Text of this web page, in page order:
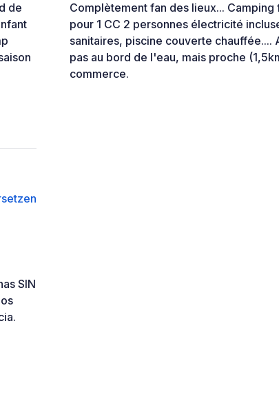
de
Complètement fan des lieux...
pour 1 CC 2 personnes électricité
sanitaires, piscine couverte chauffée....
pas au bord de l'eau, mais proche
commerce.
SIN